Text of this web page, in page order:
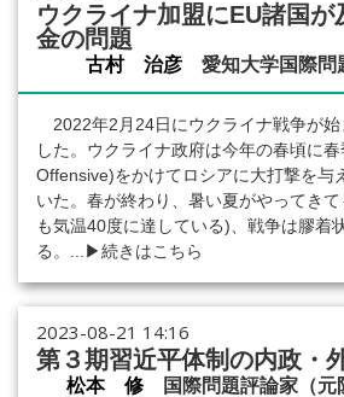
ウクライナ加盟にEU諸国が
金の問題
古村 治彦 愛知大学国際問
2022年2月24日にウクライナ戦争が始
した。ウクライナ政府は今年の春頃に
Offensive)をかけてロシアに大打撃を与
いた。春が終わり、暑い夏がやってき
も気温40度に達している)、戦争は膠着
る。...
▶続きはこちら
2023-08-21 14:16
第３期習近平体制の内政・
松本 修 国際問題評論家（元